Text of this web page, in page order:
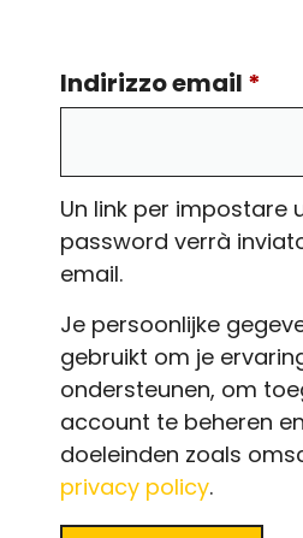
Indirizzo email *
Un link per impostare
password verrà
email.
Je persoonlijke
gebruikt om je
ondersteunen, om
account te beheren
doeleinden zoals
privacy policy.